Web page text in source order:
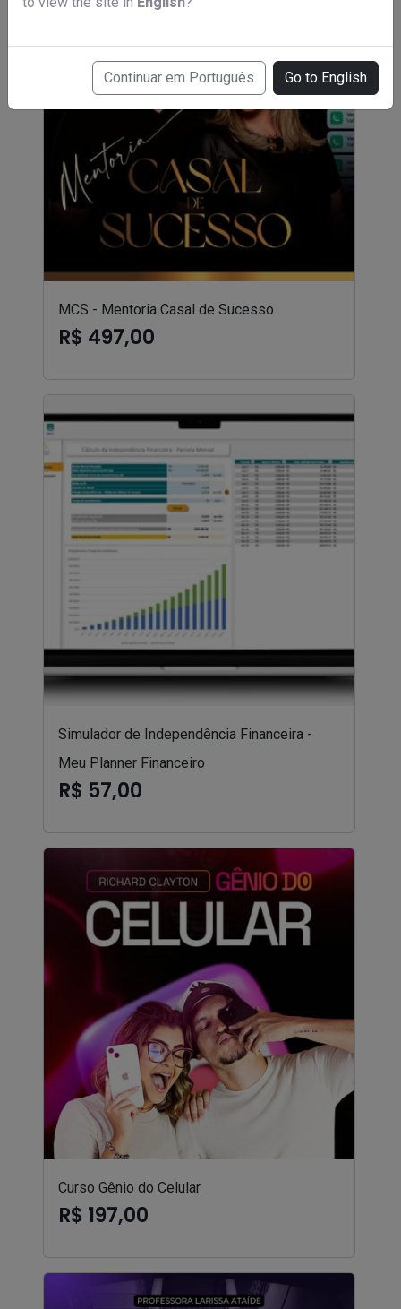
Continuar em Português Go to English
MCS - Mentoria Casal de Sucesso
R$ 497,00
Simulador de Independência Financeira -
Meu Planner Financeiro
R$ 57,00
Curso Gênio do Celular
R$ 197,00